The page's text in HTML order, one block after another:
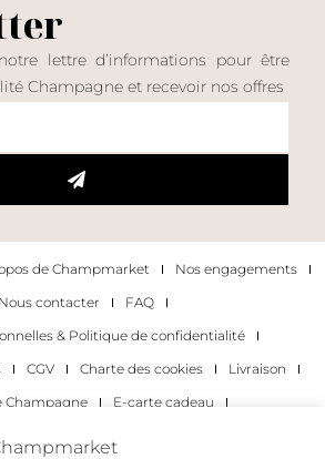
lettre d’informations pour être
Champagne et recevoir nos offres
de Champmarket
Nos engagements
Nous contacter
FAQ
& Politique de confidentialité
CGV Charte des cookies
Livraison
Champagne
E-carte cadeau